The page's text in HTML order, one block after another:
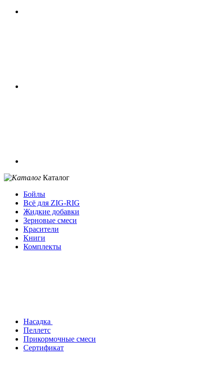
Каталог
Бойлы
Всё для ZIG-RIG
Жидкие добавки
Зерновые смеси
Красители
Книги
Комплекты
Насадка
Пеллетс
Прикормочные смеси
Сертификат